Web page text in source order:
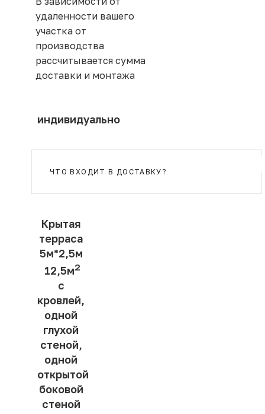
удаленности вашего
участка от
производства
рассчитывается сумма
доставки и монтажа
индивидуально
ЧТО ВХОДИТ В ДОСТАВКУ?
Крытая
терраса
5м*2,5м
12,5м2
с
кровлей,
одной
глухой
стеной,
одной
открытой
боковой
стеной